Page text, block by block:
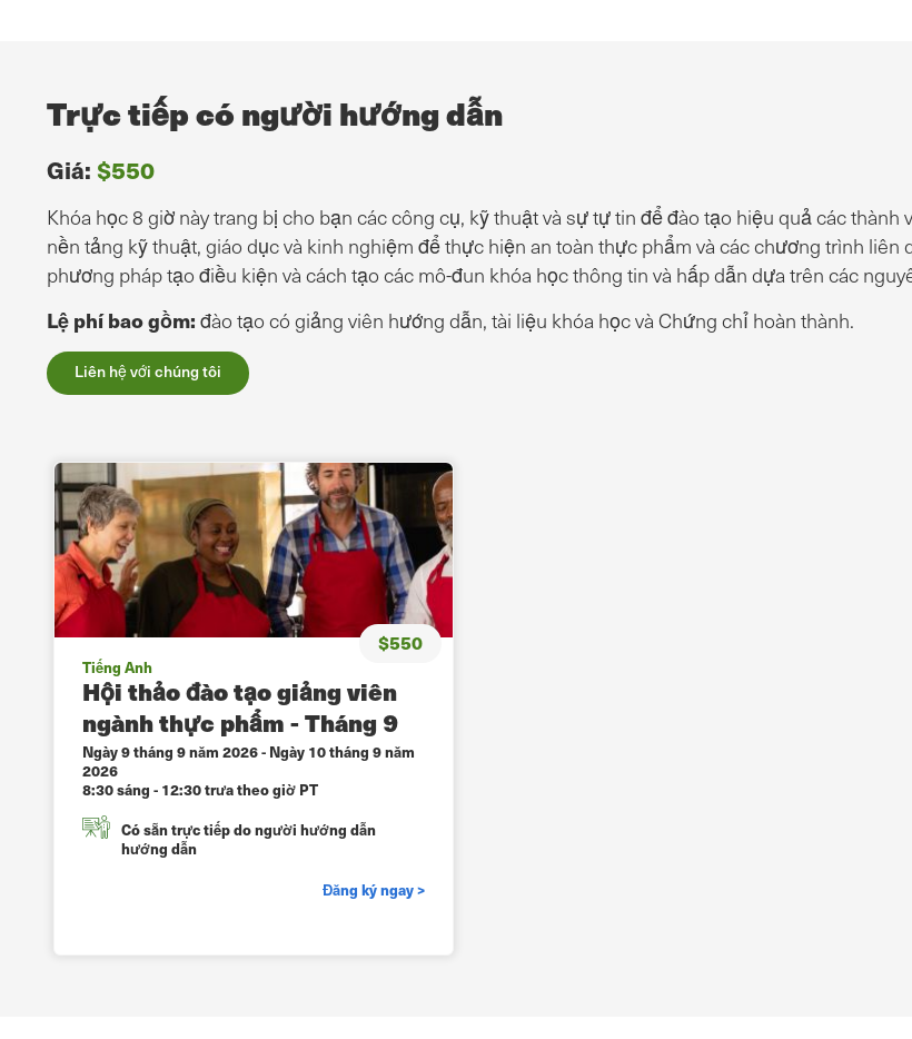
Trực tiếp có người hướng dẫn
Giá: $550
Khóa học 8 giờ này trang bị cho bạn các công cụ, kỹ thuật và sự tự tin để đào tạo hiệu quả các
nền tảng kỹ thuật, giáo dục và kinh nghiệm để thực hiện an toàn thực phẩm và các chương trình
phương pháp tạo điều kiện và cách tạo các mô-đun khóa học thông tin và hấp dẫn dựa trên các
Lệ phí bao gồm: đào tạo có giảng viên hướng dẫn, tài liệu khóa học và Chứng chỉ hoàn thành.
Liên hệ với chúng tôi
$550
Tiếng Anh
Hội thảo đào tạo giảng viên
ngành thực phẩm - Tháng 9
Ngày 9 tháng 9 năm 2026- Ngày 10 tháng 9 năm
2026
8:30 sáng - 12:30 trưa theo giờ PT
Có sẵn trực tiếp do người hướng dẫn
hướng dẫn
Đăng ký ngay >